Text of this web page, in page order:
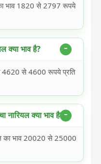
भाव 1820 से 2797 रूपये
भाव है?
4620 से 4600 रूपये प्रति
क्या भाव है?
का भाव 20020 से 25000